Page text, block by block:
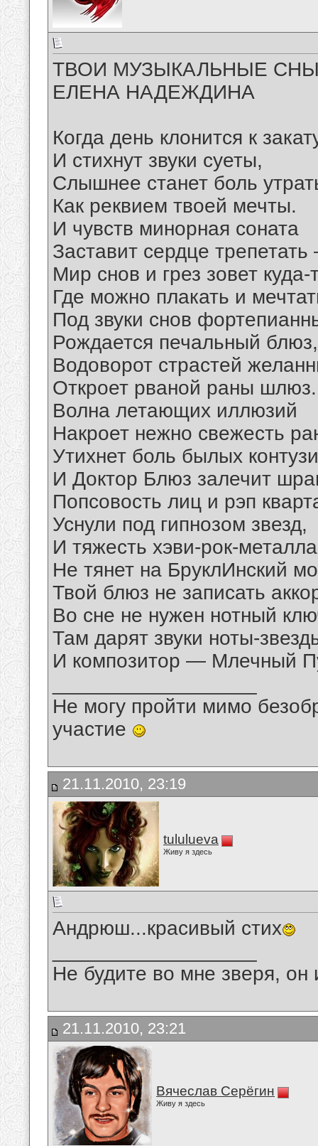
ТВОИ МУЗЫКАЛЬНЫЕ
ЕЛЕНА НАДЕЖДИНА
Когда день клонится к
И стихнут звуки суеты,
Слышнее станет боль
Как реквием твоей мечты.
И чувств минорная соната
Заставит сердце
Мир снов и грез зовет куда-
Где можно плакать и
Под звуки снов
Рождается печальный блюз,
Водоворот страстей
Откроет рваной раны шлюз.
Волна летающих иллюзий
Накроет нежно свежесть
Утихнет боль былых
И Доктор Блюз залечит
Попсовость лиц и рэп
Уснули под гипнозом звезд,
И тяжесть хэви-рок-металла
Не тянет на БруклИнский
Твой блюз не записать
Во сне не нужен нотный
Там дарят звуки ноты-
И композитор — Млечный
Не могу пройти мимо
участие
21.11.2010, 23:19
tululueva
Живу я здесь
Андрюш...красивый стих
Не будите во мне зверя, он
21.11.2010, 23:21
Вячеслав Серёгин
Живу я здесь